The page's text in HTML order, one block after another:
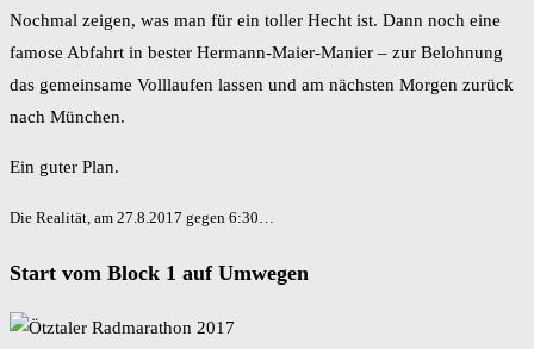
Nochmal zeigen, was man für ein toller Hecht ist. Dann noch eine
famose Abfahrt in bester Hermann-Maier-Manier – zur Belohnung
das gemeinsame Volllaufen lassen und am nächsten Morgen zurück
nach München.
Ein guter Plan.
Die Realität, am 27.8.2017 gegen 6:30…
Start vom Block 1 auf Umwegen